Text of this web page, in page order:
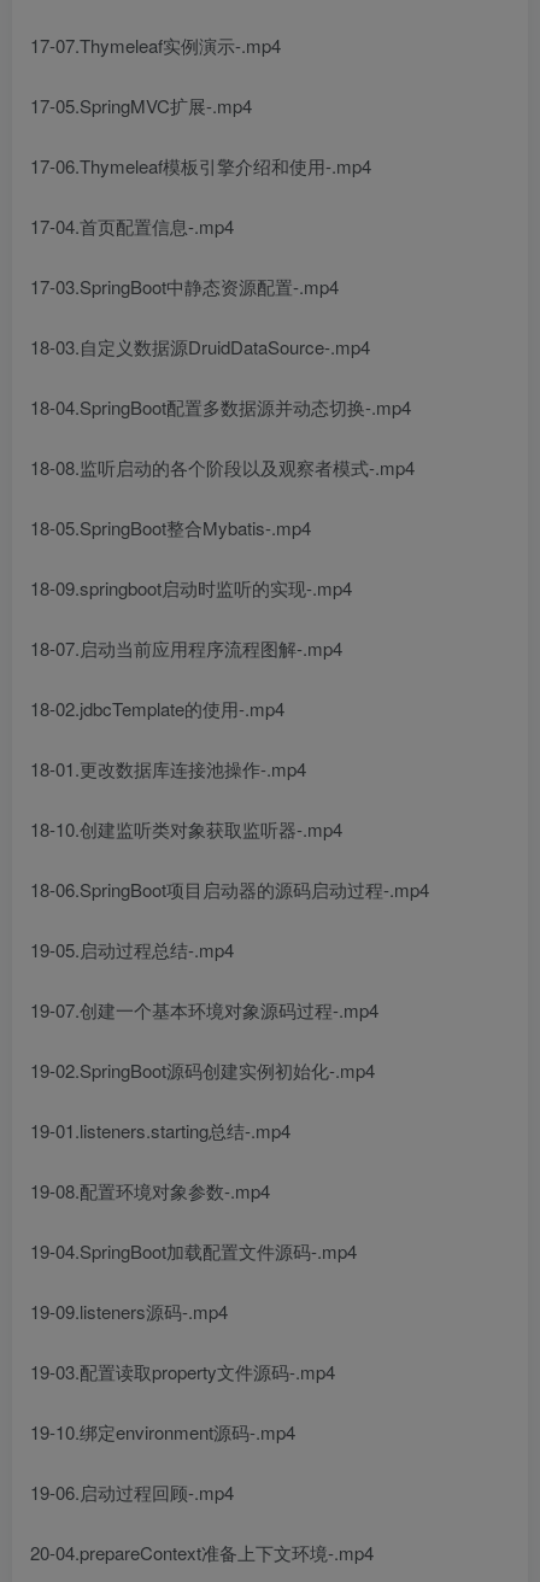
17-07.Thymeleaf实例演示-.mp4
17-05.SpringMVC扩展-.mp4
17-06.Thymeleaf模板引擎介绍和使用-.mp4
17-04.首页配置信息-.mp4
17-03.SpringBoot中静态资源配置-.mp4
18-03.自定义数据源DruidDataSource-.mp4
18-04.SpringBoot配置多数据源并动态切换-.mp4
18-08.监听启动的各个阶段以及观察者模式-.mp4
18-05.SpringBoot整合Mybatis-.mp4
18-09.springboot启动时监听的实现-.mp4
18-07.启动当前应用程序流程图解-.mp4
18-02.jdbcTemplate的使用-.mp4
18-01.更改数据库连接池操作-.mp4
18-10.创建监听类对象获取监听器-.mp4
18-06.SpringBoot项目启动器的源码启动过程-.mp4
19-05.启动过程总结-.mp4
19-07.创建一个基本环境对象源码过程-.mp4
19-02.SpringBoot源码创建实例初始化-.mp4
19-01.listeners.starting总结-.mp4
19-08.配置环境对象参数-.mp4
19-04.SpringBoot加载配置文件源码-.mp4
19-09.listeners源码-.mp4
19-03.配置读取property文件源码-.mp4
19-10.绑定environment源码-.mp4
19-06.启动过程回顾-.mp4
20-04.prepareContext准备上下文环境-.mp4